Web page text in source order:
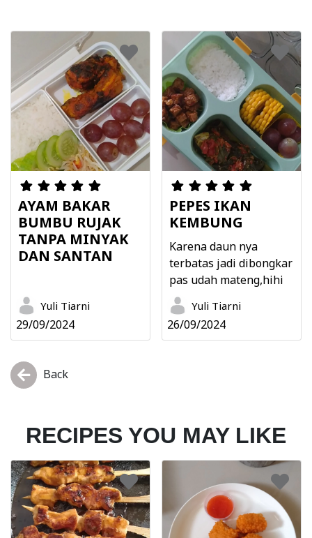
AYAM BAKAR
BUMBU RUJAK
TANPA MINYAK
DAN SANTAN
Yuli Tiarni
29/09/2024
PEPES IKAN
KEMBUNG
Karena daun nya
terbatas jadi dibongkar
pas udah mateng,hihi
Yuli Tiarni
26/09/2024
Back
RECIPES YOU MAY LIKE